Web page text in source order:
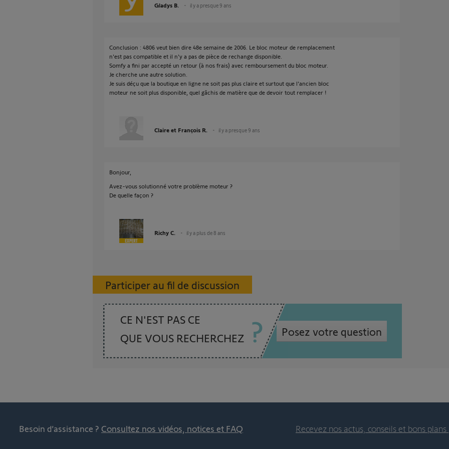
Gladys B. il y a presque 9 ans
Conclusion : 4806 veut bien dire 48e semaine de 2006. Le bloc moteur de remplacement
n'est pas compatible et il n'y a pas de pièce de rechange disponible.
Somfy a fini par accepté un retour (à nos frais) avec remboursement du bloc moteur.
Je cherche une autre solution.
Je suis déçu que la boutique en ligne ne soit pas plus claire et surtout que l'ancien bloc
moteur ne soit plus disponible, quel gâchis de matière que de devoir tout remplacer !
Claire et François R. il y a presque 9 ans
Bonjour,
Avez-vous solutionné votre problème moteur ?
De quelle façon ?
Richy C. il y a plus de 8 ans
Participer au fil de discussion
CE N'EST PAS CE
QUE VOUS RECHERCHEZ
Posez votre question
Besoin d’assistance ? Consultez nos vidéos, notices et FAQ Recevez nos actus, conseils et bons